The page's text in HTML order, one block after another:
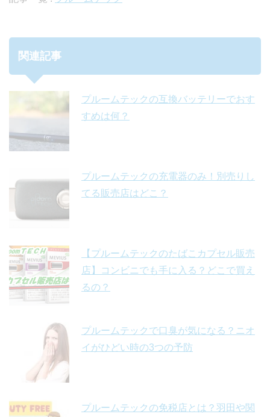
関連記事
プルームテックの互換バッテリーでおす
すめは何？
プルームテックの充電器のみ！別売りし
てる販売店はどこ？
【プルームテックのたばこカプセル販売
店】コンビニでも手に入る？どこで買え
るの？
プルームテックで口臭が気になる？ニオ
イがひどい時の3つの予防
プルームテックの免税店とは？羽田や関